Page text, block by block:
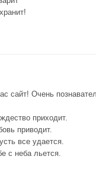
сайт! Очень
приходит.
приводит.
все удается.
с неба льется.